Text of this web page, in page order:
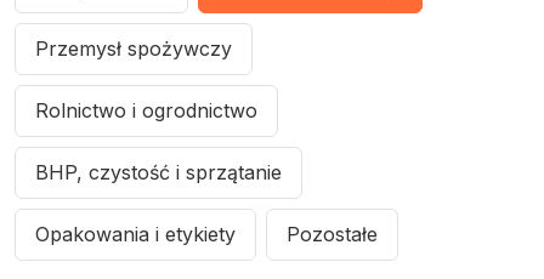
Przemysł spożywczy
Rolnictwo i ogrodnictwo
BHP, czystość i sprzątanie
Opakowania i etykiety Pozostałe